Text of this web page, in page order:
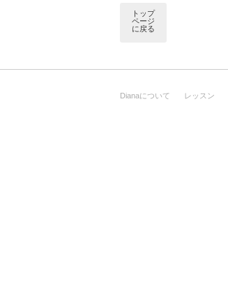
トップ
ページ
に戻る
Dianaについて レッスン